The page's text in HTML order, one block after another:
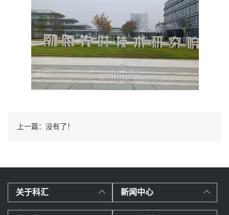
上一篇：没有了！
关于科汇 新闻中心